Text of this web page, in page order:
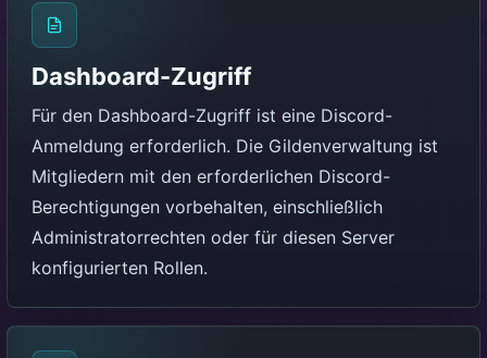
Dashboard-Zugriff
Für den Dashboard-Zugriff ist eine Discord-
Anmeldung erforderlich. Die Gildenverwaltung ist
Mitgliedern mit den erforderlichen Discord-
Berechtigungen vorbehalten, einschließlich
Administratorrechten oder für diesen Server
konfigurierten Rollen.